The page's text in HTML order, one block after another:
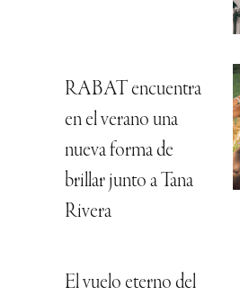
RABAT encuentra
en el verano una
nueva forma de
brillar junto a Tana
Rivera
El vuelo eterno del